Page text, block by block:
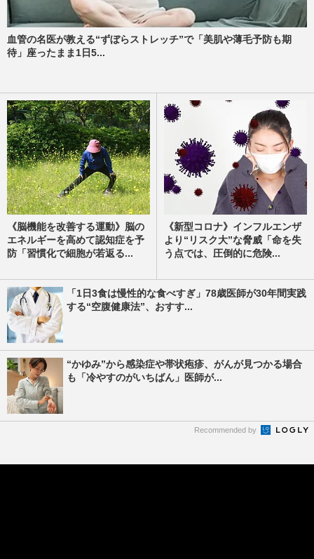
血管の名医が教える“ずぼらストレッチ”で「美肌や薄毛予防も期
待」座ったまま1日5...
《脳機能を改善する運動》脳の
エネルギーを高めて認知症を予
防「習慣化で細胞が若返る...
《新型コロナ》インフルエンザ
より“リスク大”な脅威「命を失
う点では、圧倒的に危険...
「1日3食は慢性的な食べすぎ」78歳医師が30年間実践
する“空腹健康法”、おすす...
“かゆみ”から感染症や帯状疱疹、がんが見つかる場合
も「冷やすのがいちばん」医師が...
Recommended by